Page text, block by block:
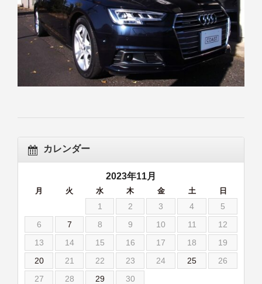
カレンダー
2023年11月
月 火 水 木 金 土 日
1 2 3 4
5
6
7 8 9 10 11
12
13
14 15 16 17 18
19
20
21 22 23 24 25
26
27
28 29
30